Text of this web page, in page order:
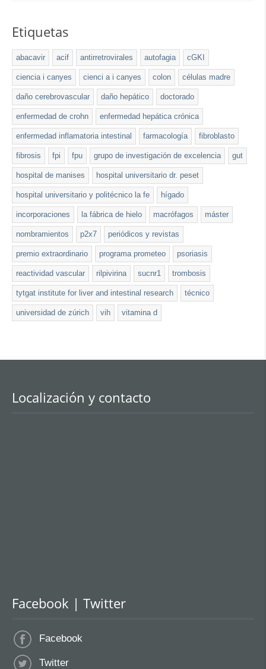
Etiquetas
abacavir acif antirretrovirales autofagia cGKI
ciencia i canyes cienci a i canyes colon células madre
daño cerebrovascular daño hepático doctorado
enfermedad de crohn enfermedad hepática crónica
enfermedad inflamatoria intestinal farmacología fibroblasto
fibrosis fpi fpu grupo de investigación de excelencia gut
hospital de manises hospital universitario dr. peset
hospital universitario y politécnico la fe hígado
incorporaciones la fábrica de hielo macrófagos máster
nombramientos p2x7 periódicos y revistas
premio extraordinario programa prometeo psoriasis
reactividad vascular rilpivirina sucnr1 trombosis
tytgat institute for liver and intestinal research técnico
universidad de zúrich vih vitamina d
Localización y contacto
Facebook | Twitter
Facebook
Twitter